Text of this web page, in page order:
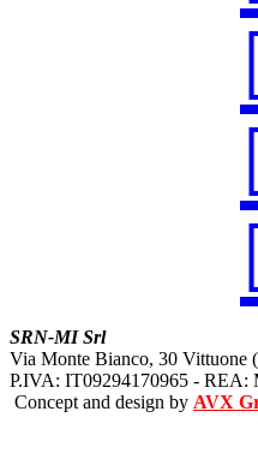
SRN-MI Srl
Via Monte Bianco, 30 Vittuone
P.IVA: IT09294170965 - REA:
Concept and design by AVX